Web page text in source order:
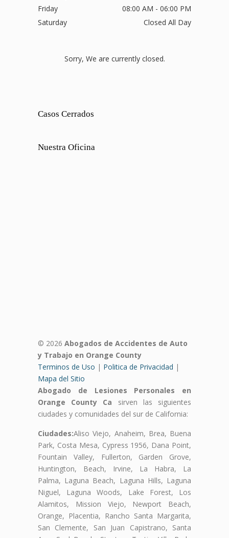
Friday
08:00 AM - 06:00 PM
Saturday
Closed All Day
Sorry, We are currently closed.
Casos Cerrados
Nuestra Oficina
© 2026 Abogados de Accidentes de Auto
y Trabajo en Orange County
Terminos de Uso | Politica de Privacidad |
Mapa del Sitio
Abogado de Lesiones Personales en
Orange County Ca sirven las siguientes
ciudades y comunidades del sur de California:
Ciudades:Aliso Viejo, Anaheim, Brea, Buena
Park, Costa Mesa, Cypress 1956, Dana Point,
Fountain Valley, Fullerton, Garden Grove,
Huntington, Beach, Irvine, La Habra, La
Palma, Laguna Beach, Laguna Hills, Laguna
Niguel, Laguna Woods, Lake Forest, Los
Alamitos, Mission Viejo, Newport Beach,
Orange, Placentia, Rancho Santa Margarita,
San Clemente, San Juan Capistrano, Santa